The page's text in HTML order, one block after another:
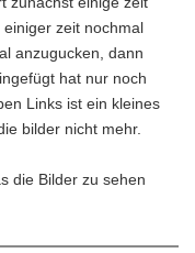
zeit nochmal
anzugucken, dann
hat nur noch
Links ist ein kleines
bilder nicht mehr.
die Bilder zu sehen